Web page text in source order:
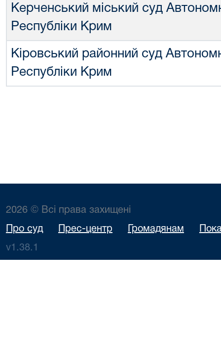
Керченський міський суд
Республіки Крим
Кіровський районний суд
Республіки Крим
2026 © Всі права захищені
Про суд Прес-центр Громадянам
v1.38.1